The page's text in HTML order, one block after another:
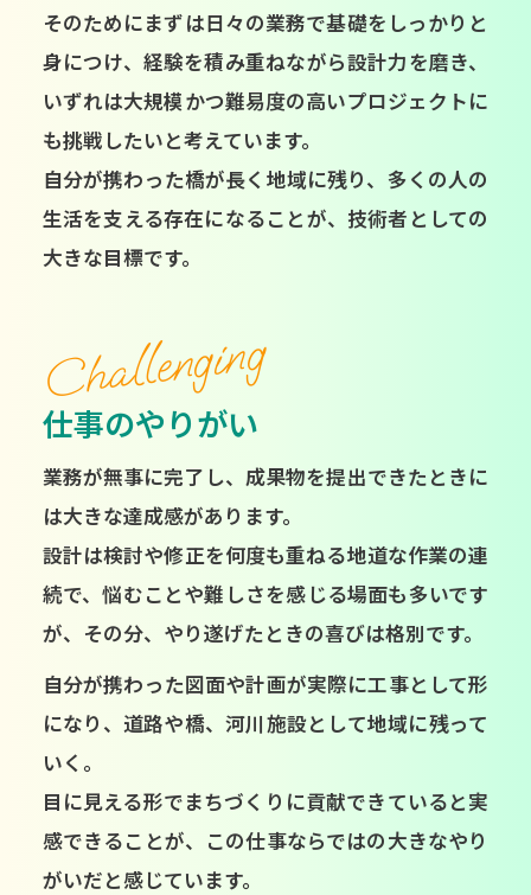
そのためにまずは日々の業務で基礎をしっかりと
身につけ、経験を積み重ねながら設計力を磨き、
いずれは大規模かつ難易度の高いプロジェクトに
も挑戦したいと考えています。
自分が携わった橋が長く地域に残り、多くの人の
生活を支える存在になることが、技術者としての
大きな目標です。
Challenging
仕事のやりがい
業務が無事に完了し、成果物を提出できたときに
は大きな達成感があります。
設計は検討や修正を何度も重ねる地道な作業の連
続で、悩むことや難しさを感じる場面も多いです
が、その分、やり遂げたときの喜びは格別です。
自分が携わった図面や計画が実際に工事として形
になり、道路や橋、河川施設として地域に残って
いく。
目に見える形でまちづくりに貢献できていると実
感できることが、この仕事ならではの大きなやり
がいだと感じています。